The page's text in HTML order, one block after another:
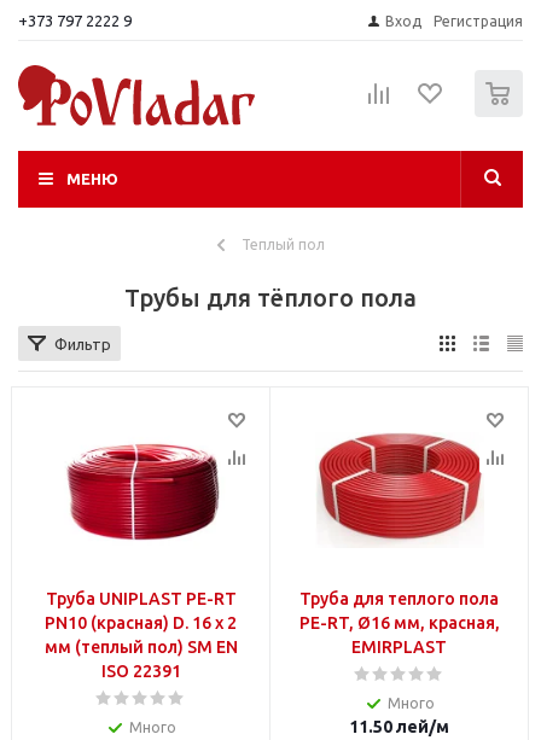
+373 797 2222 9 Вход Регистрация
МЕНЮ
Теплый пол
Трубы для тёплого пола
Фильтр
Труба UNIPLAST PE-RT
PN10 (красная) D. 16 x 2
мм (теплый пол) SM EN
ISO 22391
Много
Труба для теплого пола
PE-RT, Ø16 мм, красная,
EMIRPLAST
Много
11.50лей/м